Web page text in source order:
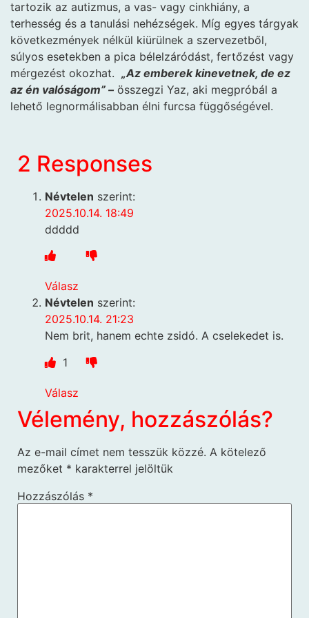
tartozik az autizmus, a vas- vagy cinkhiány, a
terhesség és a tanulási nehézségek. Míg egyes tárgyak
következmények nélkül kiürülnek a szervezetből,
súlyos esetekben a pica bélelzáródást, fertőzést vagy
mérgezést okozhat. „Az emberek kinevetnek, de ez
az én valóságom” – összegzi Yaz, aki megpróbál a
lehető legnormálisabban élni furcsa függőségével.
2 Responses
Névtelen szerint:
2025.10.14. 18:49
ddddd
Válasz
Névtelen szerint:
2025.10.14. 21:23
Nem brit, hanem echte zsidó. A cselekedet is.
1
Válasz
Vélemény, hozzászólás?
Az e-mail címet nem tesszük közzé. A kötelező
mezőket * karakterrel jelöltük
Hozzászólás *